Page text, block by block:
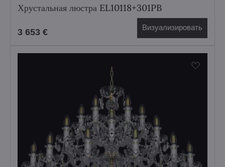
Хрустальная люстра EL10118+301PB
3 653 € Визуализировать